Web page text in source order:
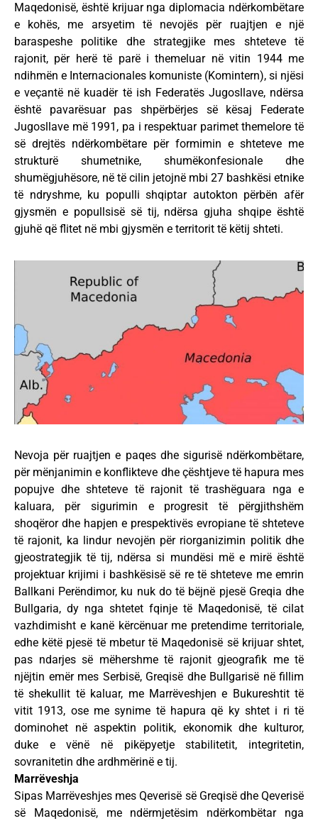
Maqedonisë, është krijuar nga diplomacia ndërkombëtare
e kohës, me arsyetim të nevojës për ruajtjen e një
baraspeshe politike dhe strategjike mes shteteve të
rajonit, për herë të parë i themeluar në vitin 1944 me
ndihmën e Internacionales komuniste (Komintern), si njësi
e veçantë në kuadër të ish Federatës Jugosllave, ndërsa
është pavarësuar pas shpërbërjes së kësaj Federate
Jugosllave më 1991, pa i respektuar parimet themelore të
së drejtës ndërkombëtare për formimin e shteteve me
strukturë shumetnike, shumëkonfesionale dhe
shumëgjuhësore, në të cilin jetojnë mbi 27 bashkësi etnike
të ndryshme, ku populli shqiptar autokton përbën afër
gjysmën e popullsisë së tij, ndërsa gjuha shqipe është
gjuhë që flitet në mbi gjysmën e territorit të këtij shteti.
Nevoja për ruajtjen e paqes dhe sigurisë ndërkombëtare,
për mënjanimin e konflikteve dhe çështjeve të hapura mes
popujve dhe shteteve të rajonit të trashëguara nga e
kaluara, për sigurimin e progresit të përgjithshëm
shoqëror dhe hapjen e prespektivës evropiane të shteteve
të rajonit, ka lindur nevojën për riorganizimin politik dhe
gjeostrategjik të tij, ndërsa si mundësi më e mirë është
projektuar krijimi i bashkësisë së re të shteteve me emrin
Ballkani Perëndimor, ku nuk do të bëjnë pjesë Greqia dhe
Bullgaria, dy nga shtetet fqinje të Maqedonisë, të cilat
vazhdimisht e kanë kërcënuar me pretendime territoriale,
edhe këtë pjesë të mbetur të Maqedonisë së krijuar shtet,
pas ndarjes së mëhershme të rajonit gjeografik me të
njëjtin emër mes Serbisë, Greqisë dhe Bullgarisë në fillim
të shekullit të kaluar, me Marrëveshjen e Bukureshtit të
vitit 1913, ose me synime të hapura që ky shtet i ri të
dominohet në aspektin politik, ekonomik dhe kulturor,
duke e vënë në pikëpyetje stabilitetit, integritetin,
sovranitetin dhe ardhmërinë e tij.
Marrëveshja
Sipas Marrëveshjes mes Qeverisë së Greqisë dhe Qeverisë
së Maqedonisë, me ndërmjetësim ndërkombëtar nga